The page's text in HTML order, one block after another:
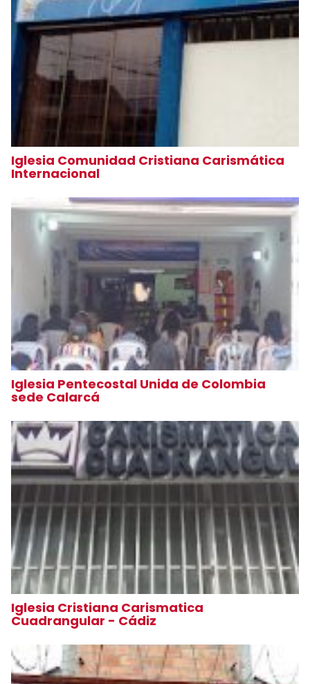
Iglesia Comunidad Cristiana Carismática
Internacional
Iglesia Pentecostal Unida de Colombia
sede Calarcá
Iglesia Cristiana Carismatica
Cuadrangular - Cádiz